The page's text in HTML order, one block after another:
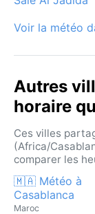
Voir la météo
Autres
horaire
Ces villes
(Africa/
comparer les
🇲🇦 Météo à
Casablanca
Maroc